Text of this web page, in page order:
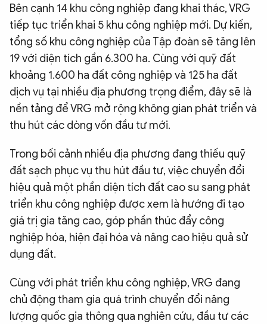
Bên cạnh 14 khu công nghiệp đang khai thác, VRG
tiếp tục triển khai 5 khu công nghiệp mới. Dự kiến,
tổng số khu công nghiệp của Tập đoàn sẽ tăng lên
19 với diện tích gần 6.300 ha. Cùng với quỹ đất
khoảng 1.600 ha đất công nghiệp và 125 ha đất
dịch vụ tại nhiều địa phương trọng điểm, đây sẽ là
nền tảng để VRG mở rộng không gian phát triển và
thu hút các dòng vốn đầu tư mới.
Trong bối cảnh nhiều địa phương đang thiếu quỹ
đất sạch phục vụ thu hút đầu tư, việc chuyển đổi
hiệu quả một phần diện tích đất cao su sang phát
triển khu công nghiệp được xem là hướng đi tạo
giá trị gia tăng cao, góp phần thúc đẩy công
nghiệp hóa, hiện đại hóa và nâng cao hiệu quả sử
dụng đất.
Cùng với phát triển khu công nghiệp, VRG đang
chủ động tham gia quá trình chuyển đổi năng
lượng quốc gia thông qua nghiên cứu, đầu tư các